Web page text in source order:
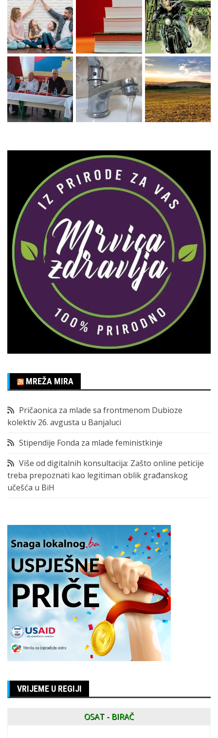
MREŽA MIRA
Pričaonica za mlade sa frontmenom Dubioze
kolektiv 26. avgusta u Banjaluci
Stipendije Fonda za mlade feministkinje
Više od digitalnih konsultacija: Zašto online peticije
treba prepoznati kao legitiman oblik građanskog
učešća u BiH
VRIJEME U REGIJI
OSAT - BIRAČ